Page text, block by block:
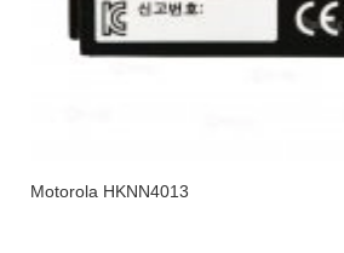
Motorola HKNN4013